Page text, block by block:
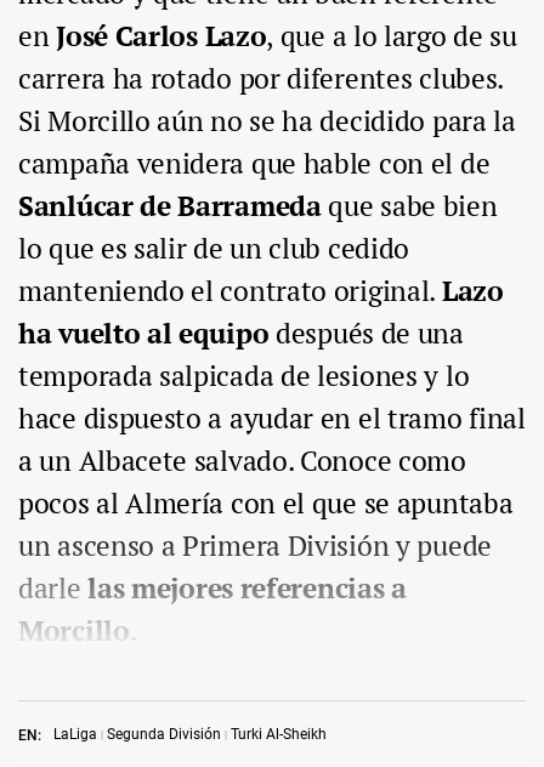
EN: LaLiga Segunda División Turki Al-Sheikh
enJosé Carlos Lazo, que a lo largo de su
carrera ha rotado por diferentes clubes.
Si Morcillo aún no se ha decidido para la
campaña venidera que hable con el de
Sanlúcar de Barramedaque sabe bien
lo que es salir de un club cedido
manteniendo el contrato original.Lazo
ha vuelto al equipo después de una
temporada salpicada de lesiones y lo
hace dispuesto a ayudar en el tramo final
a un Albacete salvado. Conoce como
pocos al Almería con el que se apuntaba
un ascenso a Primera División y puede
darlelas mejores referencias a
Morcillo.